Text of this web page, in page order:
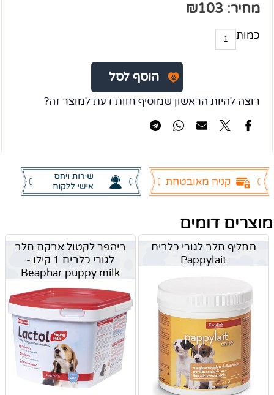
מחיר: ₪103
כמות
הוסף לסל
רוצה להיות הראשון שמוסיף חוות דעת למוצר זה?
מוצרים דומים
תחליף חלב לגורי כלבים
Pappylait
ביהפר לקטול אבקת חלב
לגורי כלבים 1 קילו -
Beaphar puppy milk